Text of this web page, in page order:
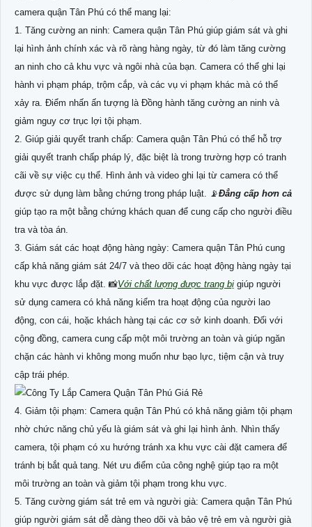
camera quận Tân Phú có thể mang lại:
1. Tăng cường an ninh: Camera quận Tân Phú giúp giám sát và ghi
lại hình ảnh chính xác và rõ ràng hàng ngày, từ đó làm tăng cường
an ninh cho cả khu vực và ngôi nhà của bạn. Camera có thể ghi lại
hành vi phạm pháp, trộm cắp, và các vụ vi phạm khác mà có thể
xảy ra. Điểm nhấn ấn tượng là Đồng hành tăng cường an ninh và
giảm nguy cơ trục lợi tội phạm.
2. Giúp giải quyết tranh chấp: Camera quận Tân Phú có thể hỗ trợ
giải quyết tranh chấp pháp lý, đặc biệt là trong trường hợp có tranh
cãi về sự việc cụ thể. Hình ảnh và video ghi lại từ camera có thể
được sử dụng làm bằng chứng trong pháp luật. 📡Đẳng cấp hơn cả
giúp tạo ra một bằng chứng khách quan để cung cấp cho người điều
tra và tòa án.
3. Giám sát các hoạt động hàng ngày: Camera quận Tân Phú cung
cấp khả năng giám sát 24/7 và theo dõi các hoạt động hàng ngày tại
khu vực được lắp đặt. 📸Với chất lượng được trang bị giúp người
sử dụng camera có khả năng kiểm tra hoạt động của người lao
động, con cái, hoặc khách hàng tại các cơ sở kinh doanh. Đối với
cộng đồng, camera cung cấp một môi trường an toàn và giúp ngăn
chặn các hành vi không mong muốn như bạo lực, tiệm cận và truy
cập trái phép.
4. Giảm tội phạm: Camera quận Tân Phú có khả năng giảm tội phạm
nhờ chức năng chủ yếu là giám sát và ghi lại hình ảnh. Nhìn thấy
camera, tội phạm có xu hướng tránh xa khu vực cài đặt camera để
tránh bị bắt quả tang. Nét ưu điểm của công nghệ giúp tạo ra một
môi trường an toàn và giảm tội phạm trong khu vực.
5. Tăng cường giám sát trẻ em và người già: Camera quận Tân Phú
giúp người giám sát dễ dàng theo dõi và bảo vệ trẻ em và người già